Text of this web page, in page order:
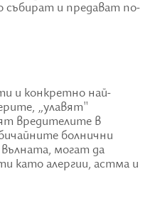
събират и предават по-
и конкретно най-
„улавят"
вредителите в
болнични
могат да
като алергии, астма и